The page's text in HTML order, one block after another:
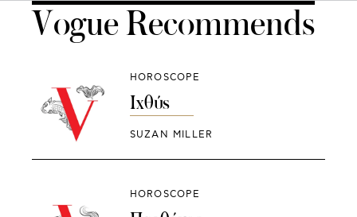
Vogue Recommends
HOROSCOPE
Ιχθύς
SUZAN MILLER
HOROSCOPE